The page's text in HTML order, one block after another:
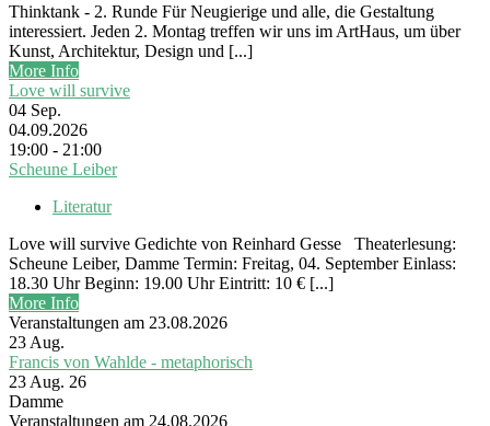
Thinktank - 2. Runde Für Neugierige und alle, die Gestaltung
interessiert. Jeden 2. Montag treffen wir uns im ArtHaus, um über
Kunst, Architektur, Design und [...]
More Info
Love will survive
04 Sep.
04.09.2026
19:00 - 21:00
Scheune Leiber
Literatur
Love will survive Gedichte von Reinhard Gesse Theaterlesung:
Scheune Leiber, Damme Termin: Freitag, 04. September Einlass:
18.30 Uhr Beginn: 19.00 Uhr Eintritt: 10 € [...]
More Info
Veranstaltungen am 23.08.2026
23 Aug.
Francis von Wahlde - metaphorisch
23 Aug. 26
Damme
Veranstaltungen am 24.08.2026